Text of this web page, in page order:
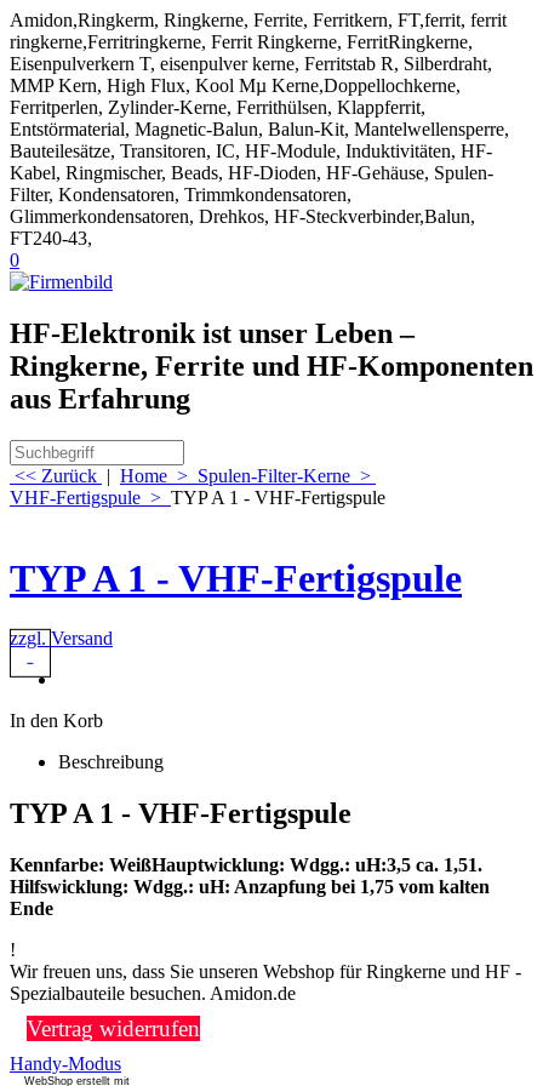
Amidon,Ringkerm, Ringkerne, Ferrite, Ferritkern, FT,ferrit, ferrit
ringkerne,Ferritringkerne, Ferrit Ringkerne, FerritRingkerne,
Eisenpulverkern T, eisenpulver kerne, Ferritstab R, Silberdraht,
MMP Kern, High Flux, Kool Mµ Kerne,Doppellochkerne,
Ferritperlen, Zylinder-Kerne, Ferrithülsen, Klappferrit,
Entstörmaterial, Magnetic-Balun, Balun-Kit, Mantelwellensperre,
Bauteilesätze, Transitoren, IC, HF-Module, Induktivitäten, HF-
Kabel, Ringmischer, Beads, HF-Dioden, HF-Gehäuse, Spulen-
Filter, Kondensatoren, Trimmkondensatoren,
Glimmerkondensatoren, Drehkos, HF-Steckverbinder,Balun,
FT240-43,
0
HF-Elektronik ist unser Leben –
Ringkerne, Ferrite und HF-Komponenten
aus Erfahrung
<< Zurück | Home > Spulen-Filter-Kerne >
VHF-Fertigspule > TYP A 1 - VHF-Fertigspule
TYP A 1 - VHF-Fertigspule
zzgl. Versand
In den Korb
Beschreibung
TYP A 1 - VHF-Fertigspule
Kennfarbe: WeißHauptwicklung: Wdgg.: uH:3,5 ca. 1,51.
Hilfswicklung: Wdgg.: uH: Anzapfung bei 1,75 vom kalten
Ende
!
Wir freuen uns, dass Sie unseren Webshop für Ringkerne und HF -
Spezialbauteile besuchen. Amidon.de
Vertrag widerrufen
Handy-Modus
WebShop erstellt mit